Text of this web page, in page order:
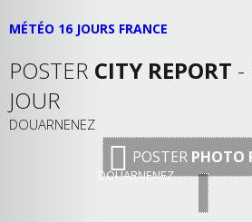
MÉTÉO 16 JOURS FRANCE
POSTER CITY REPORT -
JOUR
DOUARNENEZ
POSTER PHOTO
DOUARNENEZ